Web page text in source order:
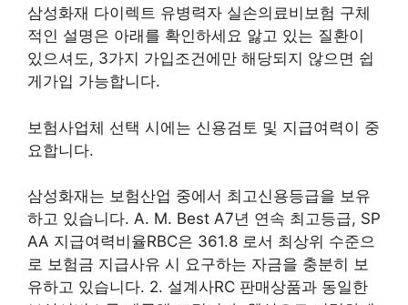
삼성화재 다이렉트 유병력자 실손의료비보험 구체
적인 설명은 아래를 확인하세요 앓고 있는 질환이
있으셔도, 3가지 가입조건에만 해당되지 않으면 쉽
게가입 가능합니다.
보험사업체 선택 시에는 신용검토 및 지급여력이 중
요합니다.
삼성화재는 보험산업 중에서 최고신용등급을 보유
하고 있습니다. A. M. Best A7년 연속 최고등급, SP
AA 지급여력비율RBC은 361.8 로서 최상위 수준으
로 보험금 지급사유 시 요구하는 자금을 충분히 보
유하고 있습니다. 2. 설계사RC 판매상품과 동일한